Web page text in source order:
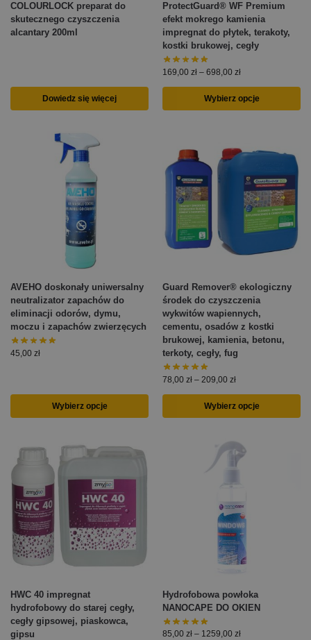
COLOURLOCK preparat do
skutecznego czyszczenia
alcantary 200ml
Dowiedz się więcej
ProtectGuard® WF Premium
efekt mokrego kamienia
impregnat do płytek, terakoty,
kostki brukowej, cegły
169,00 zł – 698,00 zł
Wybierz opcje
AVEHO doskonały uniwersalny
neutralizator zapachów do
eliminacji odorów, dymu,
moczu i zapachów zwierzęcych
45,00 zł
Wybierz opcje
Guard Remover® ekologiczny
środek do czyszczenia
wykwitów wapiennych,
cementu, osadów z kostki
brukowej, kamienia, betonu,
terkoty, cegły, fug
78,00 zł – 209,00 zł
Wybierz opcje
HWC 40 impregnat
hydrofobowy do starej cegły,
cegły gipsowej, piaskowca,
gipsu
Hydrofobowa powłoka
NANOCAPE DO OKIEN
85,00 zł – 1259,00 zł